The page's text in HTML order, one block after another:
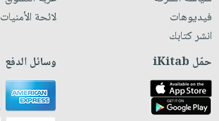
فيديوهات
انشر كتابك
لائحة الأمنيات
حمّل iKitab وسائل الدفع